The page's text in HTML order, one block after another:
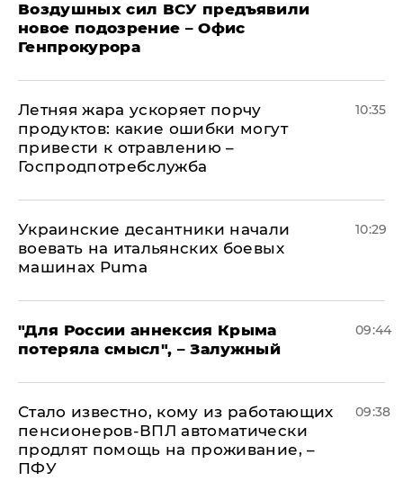
Воздушных сил ВСУ предъявили
новое подозрение – Офис
Генпрокурора
Летняя жара ускоряет порчу
продуктов: какие ошибки могут
привести к отравлению –
Госпродпотребслужба
10:35
Украинские десантники начали
воевать на итальянских боевых
машинах Puma
10:29
"Для России аннексия Крыма
потеряла смысл", – Залужный
09:44
Стало известно, кому из работающих
пенсионеров-ВПЛ автоматически
продлят помощь на проживание, –
ПФУ
09:38